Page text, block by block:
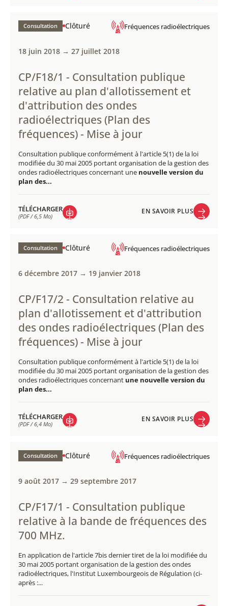
(PDF / 591,0 Ko)
Consultation Clôturé Fréquences radioélectriques
18 juin 2018 → 27 juillet 2018
CP/F18/1 - Consultation publique
relative au plan d'allotissement et
d'attribution des ondes
radioélectriques (Plan des
fréquences) - Mise à jour
Consultation publique conformément à l'article 5(1) de la loi
modifiée du 30 mai 2005 portant organisation de la gestion des
ondes radioélectriques concernant une nouvelle version du
plan des...
TÉLÉCHARGER
(PDF / 6,5 Mo)
(PDF / 6,5 Mo)
EN SAVOIR PLUS
Consultation Clôturé Fréquences radioélectriques
6 décembre 2017 → 19 janvier 2018
CP/F17/2 - Consultation relative au
plan d'allotissement et d'attribution
des ondes radioélectriques (Plan des
fréquences) - Mise à jour
Consultation publique conformément à l'article 5(1) de la loi
modifiée du 30 mai 2005 portant organisation de la gestion des
ondes radioélectriques concernant une nouvelle version du
plan des...
TÉLÉCHARGER
(PDF / 6,4 Mo)
(PDF / 6,4 Mo)
EN SAVOIR PLUS
Consultation Clôturé Fréquences radioélectriques
9 août 2017 → 29 septembre 2017
CP/F17/1 - Consultation publique
relative à la bande de fréquences des
700 MHz.
En application de l'article 7bis dernier tiret de la loi modifiée du
30 mai 2005 portant organisation de la gestion des ondes
radioélectriques, l'Institut Luxembourgeois de Régulation (ci-
après :...